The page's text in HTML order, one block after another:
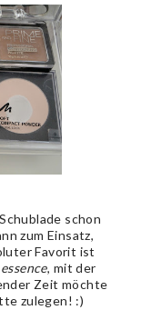
schon
zum Einsatz,
Favorit ist
essence, mit der
Zeit möchte
zulegen! :)